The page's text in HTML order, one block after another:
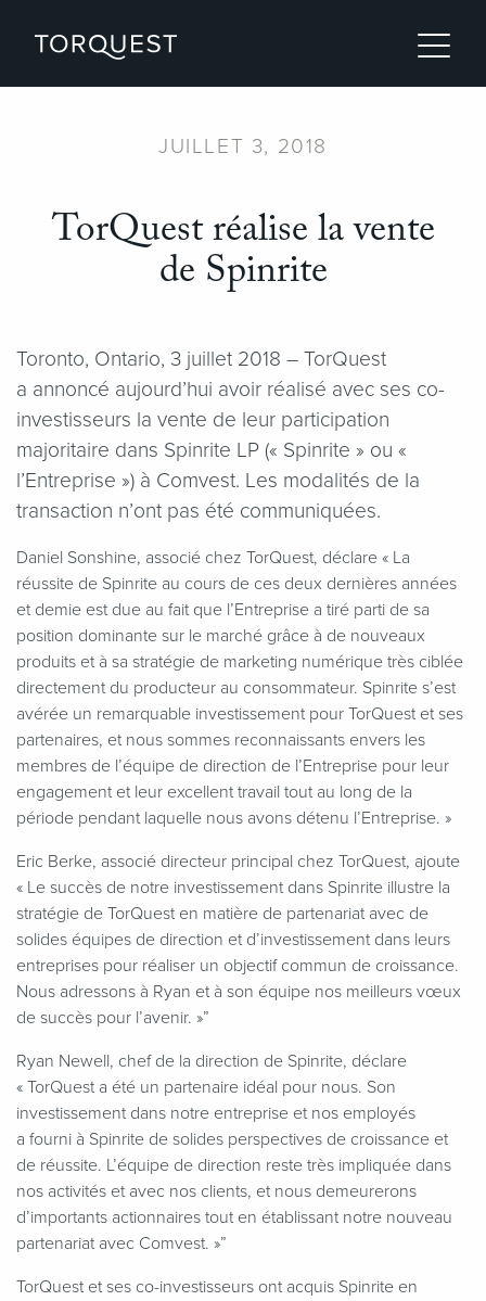
JUILLET 3, 2018
TorQuest réalise la vente
de Spinrite
Toronto, Ontario, 3 juillet 2018 – TorQuest
a annoncé aujourd’hui avoir réalisé avec ses co-
investisseurs la vente de leur participation
majoritaire dans Spinrite LP (« Spinrite » ou «
l’Entreprise ») à Comvest. Les modalités de la
transaction n’ont pas été communiquées.
Daniel Sonshine, associé chez TorQuest, déclare « La
réussite de Spinrite au cours de ces deux dernières années
et demie est due au fait que l’Entreprise a tiré parti de sa
position dominante sur le marché grâce à de nouveaux
produits et à sa stratégie de marketing numérique très ciblée
directement du producteur au consommateur. Spinrite s’est
avérée un remarquable investissement pour TorQuest et ses
partenaires, et nous sommes reconnaissants envers les
membres de l’équipe de direction de l’Entreprise pour leur
engagement et leur excellent travail tout au long de la
période pendant laquelle nous avons détenu l’Entreprise. »
Eric Berke, associé directeur principal chez TorQuest, ajoute
« Le succès de notre investissement dans Spinrite illustre la
stratégie de TorQuest en matière de partenariat avec de
solides équipes de direction et d’investissement dans leurs
entreprises pour réaliser un objectif commun de croissance.
Nous adressons à Ryan et à son équipe nos meilleurs vœux
de succès pour l’avenir. »”
Ryan Newell, chef de la direction de Spinrite, déclare
« TorQuest a été un partenaire idéal pour nous. Son
investissement dans notre entreprise et nos employés
a fourni à Spinrite de solides perspectives de croissance et
de réussite. L’équipe de direction reste très impliquée dans
nos activités et avec nos clients, et nous demeurerons
d’importants actionnaires tout en établissant notre nouveau
partenariat avec Comvest. »”
TorQuest et ses co-investisseurs ont acquis Spinrite en